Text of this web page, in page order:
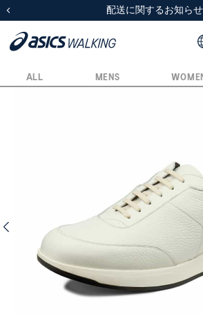
スクスク（SUKU2）価格改定
配送に関するお知らせ
スクスク（SUKU2）価格改定
配送に関するお知らせ
ALL MENS